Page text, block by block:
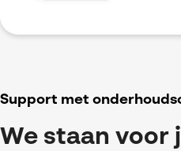
Support met
We staan voor